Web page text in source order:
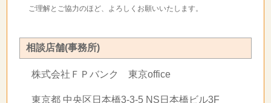
ご理解とご協力のほど、よろしくお願いいたします。
相談店舗(事務所)
株式会社ＦＰバンク 東京office
東京都 中央区日本橋3-3-5 NS日本橋ビル3F